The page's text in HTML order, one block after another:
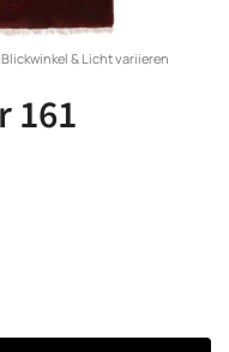
& Licht variieren
161